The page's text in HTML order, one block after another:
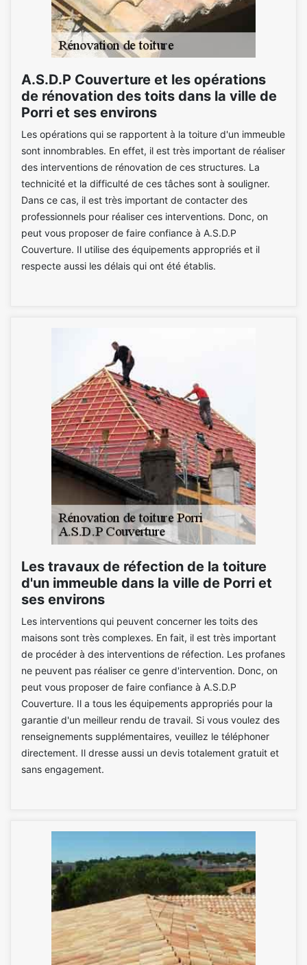
A.S.D.P Couverture et les opérations
de rénovation des toits dans la ville de
Porri et ses environs
Les opérations qui se rapportent à la toiture d'un immeuble
sont innombrables. En effet, il est très important de réaliser
des interventions de rénovation de ces structures. La
technicité et la difficulté de ces tâches sont à souligner.
Dans ce cas, il est très important de contacter des
professionnels pour réaliser ces interventions. Donc, on
peut vous proposer de faire confiance à A.S.D.P
Couverture. Il utilise des équipements appropriés et il
respecte aussi les délais qui ont été établis.
Les travaux de réfection de la toiture
d'un immeuble dans la ville de Porri et
ses environs
Les interventions qui peuvent concerner les toits des
maisons sont très complexes. En fait, il est très important
de procéder à des interventions de réfection. Les profanes
ne peuvent pas réaliser ce genre d'intervention. Donc, on
peut vous proposer de faire confiance à A.S.D.P
Couverture. Il a tous les équipements appropriés pour la
garantie d'un meilleur rendu de travail. Si vous voulez des
renseignements supplémentaires, veuillez le téléphoner
directement. Il dresse aussi un devis totalement gratuit et
sans engagement.